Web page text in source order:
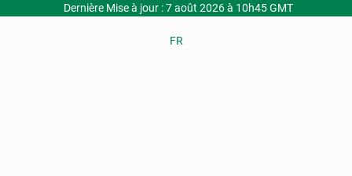
Dernière Mise à jour : 7 août 2026 à 10h45 GMT
FR